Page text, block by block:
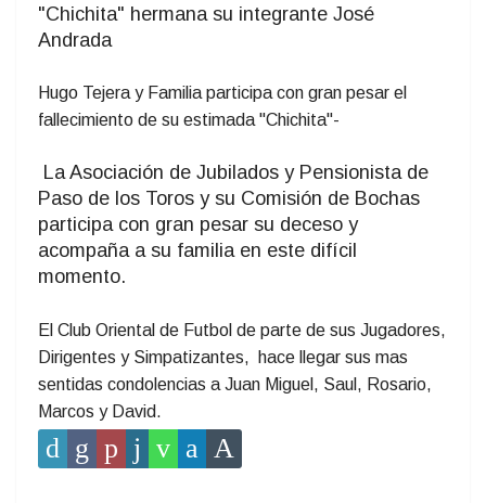
"Chichita" hermana su integrante José
Andrada
Hugo Tejera y Familia participa con gran pesar el
fallecimiento de su estimada "Chichita"-
La Asociación de Jubilados y Pensionista de
Paso de los Toros y su Comisión de Bochas
participa con gran pesar su deceso y
acompaña a su familia en este difícil
momento.
El Club Oriental de Futbol de parte de sus Jugadores,
Dirigentes y Simpatizantes, hace llegar sus mas
sentidas condolencias a Juan Miguel, Saul, Rosario,
Marcos y David.